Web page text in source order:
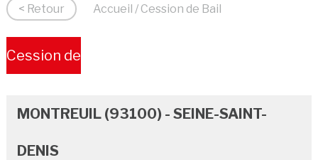
< Retour Accueil / Cession de Bail
Cession de
MONTREUIL (93100) - SEINE-SAINT-
DENIS